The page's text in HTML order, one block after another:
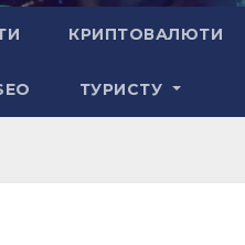
КРИПТОВАЛЮТИ
ТУРИСТУ